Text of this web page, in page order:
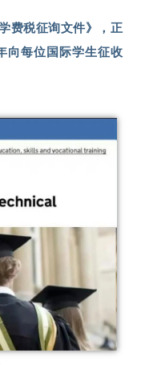
费税征询文件》，正
向每位国际学生征收